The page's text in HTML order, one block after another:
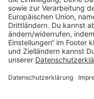
Impressum